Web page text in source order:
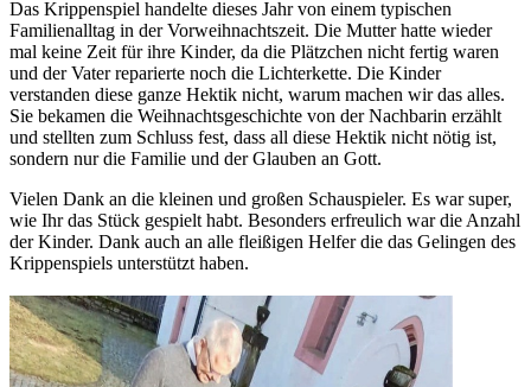
Das Krippenspiel handelte dieses Jahr von einem typischen
Familienalltag in der Vorweihnachtszeit. Die Mutter hatte wieder
mal keine Zeit für ihre Kinder, da die Plätzchen nicht fertig waren
und der Vater reparierte noch die Lichterkette. Die Kinder
verstanden diese ganze Hektik nicht, warum machen wir das alles.
Sie bekamen die Weihnachtsgeschichte von der Nachbarin erzählt
und stellten zum Schluss fest, dass all diese Hektik nicht nötig ist,
sondern nur die Familie und der Glauben an Gott.
Vielen Dank an die kleinen und großen Schauspieler. Es war super,
wie Ihr das Stück gespielt habt. Besonders erfreulich war die Anzahl
der Kinder. Dank auch an alle fleißigen Helfer die das Gelingen des
Krippenspiels unterstützt haben.